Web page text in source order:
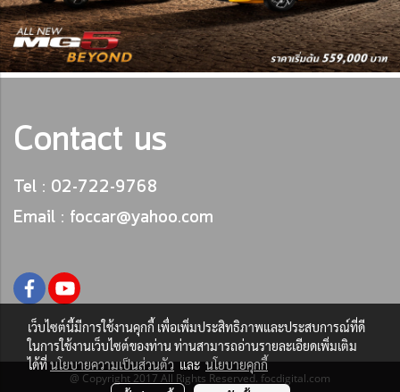
Contact us
Tel : 02-722-9768
Email : foccar@yahoo.com
@ Copyright 2017 All Rights Reserved. focdigital.com
เว็บไซต์นี้มีการใช้งานคุกกี้ เพื่อเพิ่มประสิทธิภาพและประสบการณ์ที่ดี
ในการใช้งานเว็บไซต์ของท่าน ท่านสามารถอ่านรายละเอียดเพิ่มเติม
ได้ที่นโยบายความเป็นส่วนตัวและนโยบายคุกกี้